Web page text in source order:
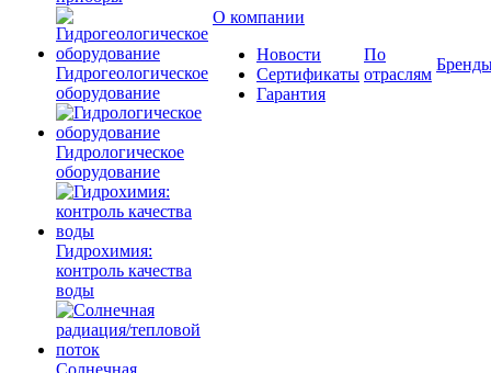
Гидрогеологическое
оборудование
Гидрологическое
оборудование
Гидрохимия:
контроль качества
воды
Солнечная
О компании
Новости
Сертификаты
Гарантия
По
отраслям